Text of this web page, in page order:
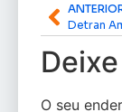
O seu